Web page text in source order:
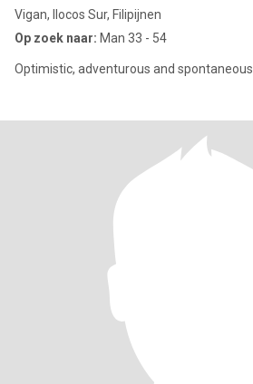
Vigan, Ilocos Sur, Filipijnen
Op zoek naar: Man 33 - 54
Optimistic, adventurous and spontaneous.